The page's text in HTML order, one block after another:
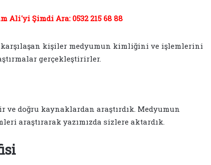
Ali'yi Şimdi Ara: 0532 215 68 88
kişiler medyumun kimliğini ve işlemlerini
gerçekleştirirler.
doğru kaynaklardan araştırdık. Medyumun
araştırarak yazımızda sizlere aktardık.